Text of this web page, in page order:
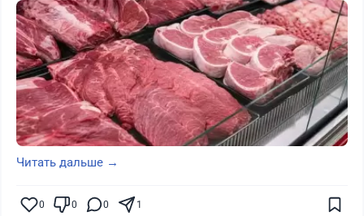
Читать дальше →
0 0 0 1